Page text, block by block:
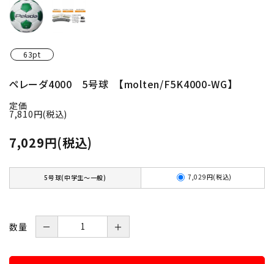
63pt
ペレーダ4000 5号球 【molten/F5K4000-WG】
定価
7,810円(税込)
7,029円(税込)
5号球(中学生～一般) 7,029円(税込)
数量 － ＋